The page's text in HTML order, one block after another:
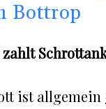
Bottrop
zahlt
ist